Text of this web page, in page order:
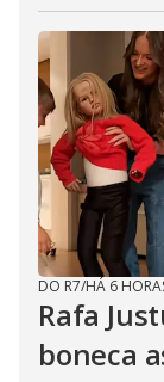
DO R7/HÁ 6
Rafa
boneca